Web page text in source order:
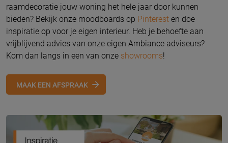
raamdecoratie jouw woning het hele jaar door kunnen
bieden? Bekijk onze moodboards op Pinterest en doe
inspiratie op voor je eigen interieur. Heb je behoefte aan
vrijblijvend advies van onze eigen Ambiance adviseurs?
Kom dan langs in een van onze showrooms!
MAAK EEN AFSPRAAK